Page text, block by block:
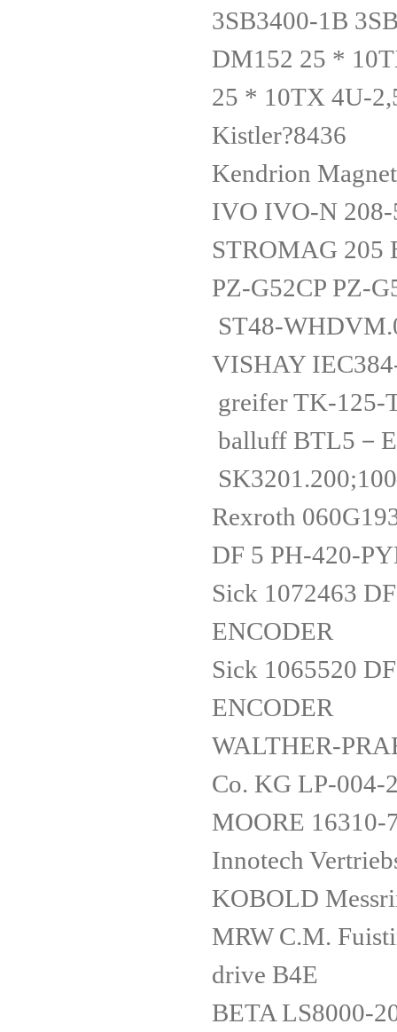
3SB3400-1B
DM152 25 *
25 * 10TX 4U-
Kistler?8436
Kendrion
IVO IVO-N
STROMAG 205
PZ-G52CP PZ-
ST48-
VISHAY
greifer TK-
balluff BTL5－
Rexroth
DF 5 PH-420-
Sick 1072463
ENCODER
Sick 1065520
ENCODER
WALTHER-
Co. KG LP-004-
MOORE
Innotech
KOBOLD
MRW C.M.
drive B4E
BETA LS8000-